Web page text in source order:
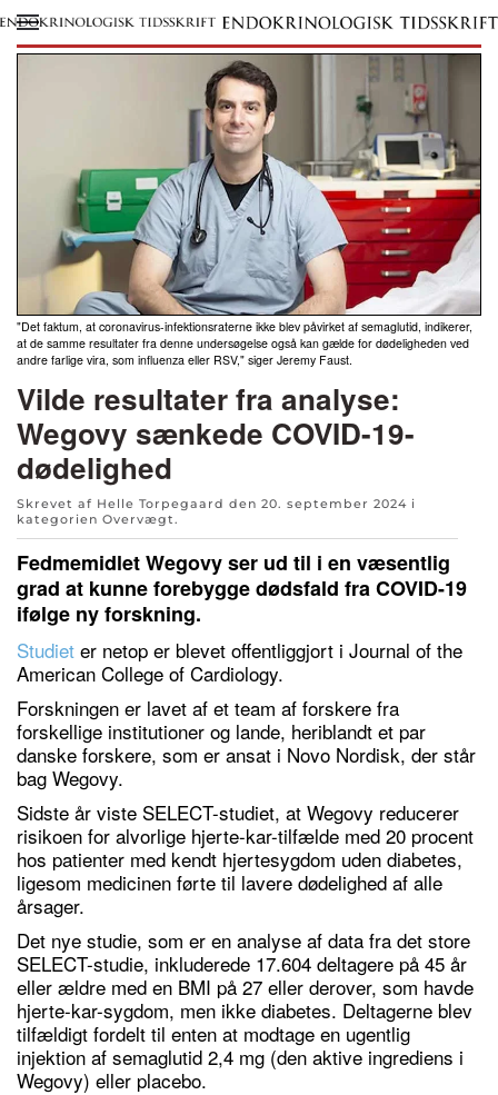
Skip to main content
"Det faktum, at coronavirus-infektionsraterne ikke blev påvirket af semaglutid, indikerer,
at de samme resultater fra denne undersøgelse også kan gælde for dødeligheden ved
andre farlige vira, som influenza eller RSV," siger Jeremy Faust.
Vilde resultater fra analyse:
Wegovy sænkede COVID-19-
dødelighed
Skrevet af Helle Torpegaard den 20. september 2024 i
kategorien Overvægt.
Fedmemidlet Wegovy ser ud til i en væsentlig
grad at kunne forebygge dødsfald fra COVID-19
ifølge ny forskning.
Studiet er netop er blevet offentliggjort i Journal of the
American College of Cardiology.
Forskningen er lavet af et team af forskere fra
forskellige institutioner og lande, heriblandt et par
danske forskere, som er ansat i Novo Nordisk, der står
bag Wegovy.
Sidste år viste SELECT-studiet, at Wegovy reducerer
risikoen for alvorlige hjerte-kar-tilfælde med 20 procent
hos patienter med kendt hjertesygdom uden diabetes,
ligesom medicinen førte til lavere dødelighed af alle
årsager.
Det nye studie, som er en analyse af data fra det store
SELECT-studie, inkluderede 17.604 deltagere på 45 år
eller ældre med en BMI på 27 eller derover, som havde
hjerte-kar-sygdom, men ikke diabetes. Deltagerne blev
tilfældigt fordelt til enten at modtage en ugentlig
injektion af semaglutid 2,4 mg (den aktive ingrediens i
Wegovy) eller placebo.